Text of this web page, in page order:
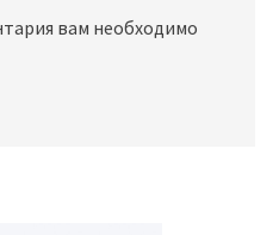
вам необходимо